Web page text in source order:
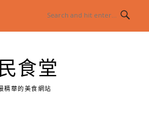
食堂
精華的美食網站